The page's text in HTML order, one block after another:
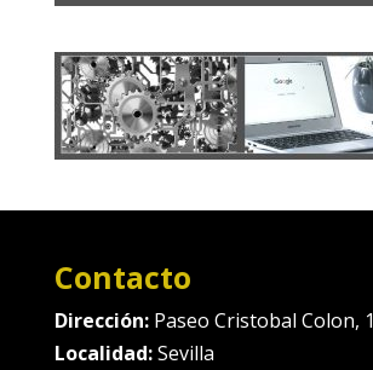
Contacto
Dirección: Paseo Cristobal Colon, 1
Localidad:Sevilla